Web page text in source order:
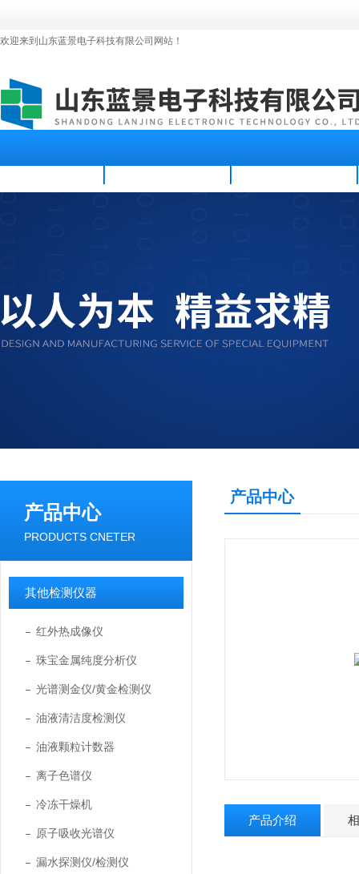
欢迎来到山东蓝景电子科技有限公司网站！
产品中心
PRODUCTS CNETER
其他检测仪器
红外热成像仪
珠宝金属纯度分析仪
光谱测金仪/黄金检测仪
油液清洁度检测仪
油液颗粒计数器
离子色谱仪
冷冻干燥机
原子吸收光谱仪
漏水探测仪/检测仪
产品中心
产品介绍